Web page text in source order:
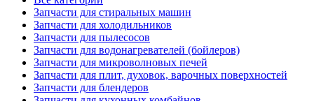
Запчасти для стиральных машин
Запчасти для холодильников
Запчасти для пылесосов
Запчасти для водонагревателей (бойлеров)
Запчасти для микроволновых печей
Запчасти для плит, духовок, варочных поверхностей
Запчасти для блендеров